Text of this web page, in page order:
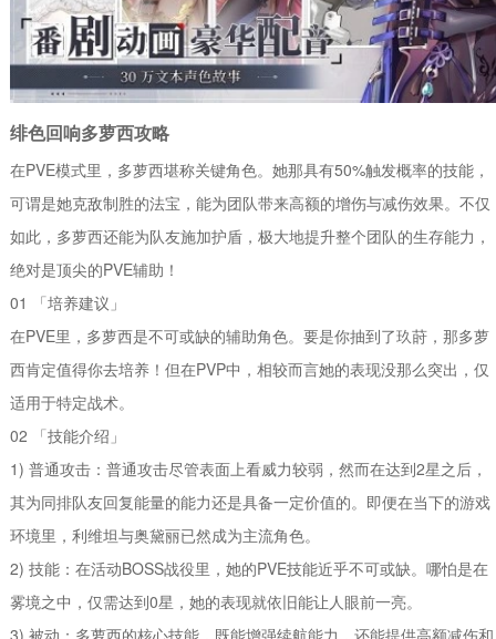
绯色回响多萝西攻略
在PVE模式里，多萝西堪称关键角色。她那具有50%触发概率的技能，
可谓是她克敌制胜的法宝，能为团队带来高额的增伤与减伤效果。不仅
如此，多萝西还能为队友施加护盾，极大地提升整个团队的生存能力，
绝对是顶尖的PVE辅助！
01 「培养建议」
在PVE里，多萝西是不可或缺的辅助角色。要是你抽到了玖莳，那多萝
西肯定值得你去培养！但在PVP中，相较而言她的表现没那么突出，仅
适用于特定战术。
02 「技能介绍」
1) 普通攻击：普通攻击尽管表面上看威力较弱，然而在达到2星之后，
其为同排队友回复能量的能力还是具备一定价值的。即便在当下的游戏
环境里，利维坦与奥黛丽已然成为主流角色。
2) 技能：在活动BOSS战役里，她的PVE技能近乎不可或缺。哪怕是在
雾境之中，仅需达到0星，她的表现就依旧能让人眼前一亮。
3) 被动：多萝西的核心技能，既能增强续航能力，还能提供高额减伤和